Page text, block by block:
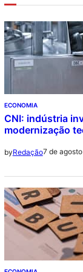
ECONOMIA
CNI: indústria
modernização
byRedação7 de